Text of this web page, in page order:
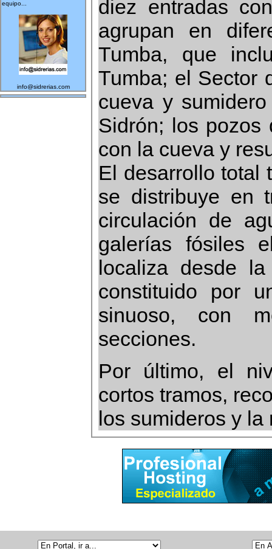
equipo...
info@sidrerias.com
diez entradas
agrupan en
Tumba, que
Tumba; el Sector
cueva y
Sidrón; los pozos
con la cueva y
El desarrollo total
se distribuye en
circulación de
galerías fósiles
localiza desde
constituido por
sinuoso, con
secciones.
Por último, el
cortos tramos,
los sumideros y